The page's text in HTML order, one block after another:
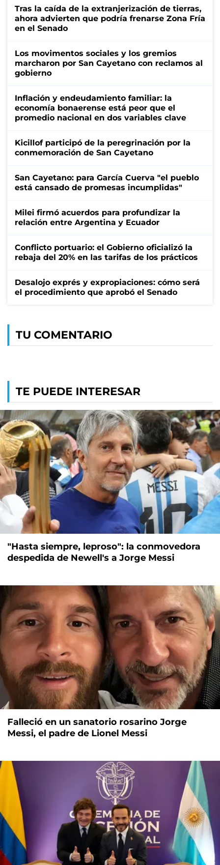
Tras la caída de la extranjerización de tierras,
ahora advierten que podría frenarse Zona Fría
en el Senado
Los movimentos sociales y los gremios
marcharon por San Cayetano con reclamos al
gobierno
Inflación y endeudamiento familiar: la
economía bonaerense está peor que el
promedio nacional en dos variables clave
Kicillof participó de la peregrinación por la
conmemoración de San Cayetano
San Cayetano: para García Cuerva "el pueblo
está cansado de promesas incumplidas"
Milei firmó acuerdos para profundizar la
relación entre Argentina y Ecuador
Conflicto portuario: el Gobierno oficializó la
rebaja del 20% en las tarifas de los prácticos
Desalojo exprés y expropiaciones: cómo será
el procedimiento que aprobó el Senado
TU COMENTARIO
TE PUEDE INTERESAR
"Hasta siempre, leproso": la conmovedora
despedida de Newell's a Jorge Messi
Falleció en un sanatorio rosarino Jorge
Messi, el padre de Lionel Messi